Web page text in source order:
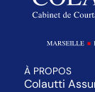
À PROPOS
Colautti